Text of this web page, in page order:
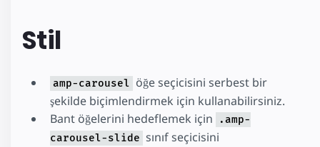
Stil
amp-carousel öğe seçicisini serbest bir
şekilde biçimlendirmek için kullanabilirsiniz.
Bant öğelerini hedeflemek için
.amp-
carousel-slide sınıf seçicisini